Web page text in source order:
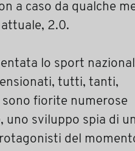
a caso da qualche
2.0.
lo sport
tutti, tanti,
fiorite numerose
uno sviluppo spia di un
del